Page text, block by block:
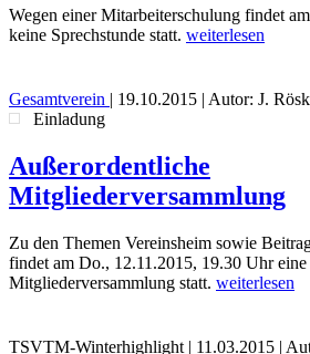
Wegen einer Mitarbeiterschulung findet
keine Sprechstunde statt. weiterlesen
Gesamtverein | 19.10.2015 | Autor: J.
Einladung
Außerordentliche
Mitgliederversammlung
Zu den Themen Vereinsheim sowie
findet am Do., 12.11.2015, 19.30 Uhr
Mitgliederversammlung statt. weiterlesen
TSVTM-Winterhighlight | 11.03.2015 |